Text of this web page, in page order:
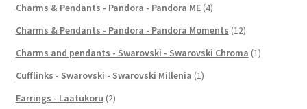
Charms & Pendants - Pandora - Pandora ME (4)
Charms & Pendants - Pandora - Pandora Moments (12)
Charms and pendants - Swarovski - Swarovski Chroma (1)
Cufflinks - Swarovski - Swarovski Millenia (1)
Earrings - Laatukoru (2)